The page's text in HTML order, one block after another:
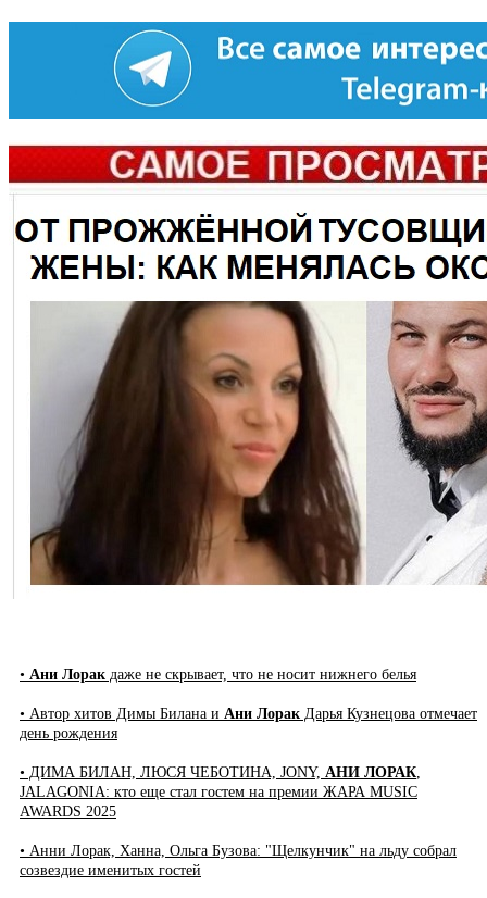
• Ани Лорак даже не скрывает, что не носит нижнего белья
• Автор хитов Димы Билана и Ани Лорак Дарья Кузнецова отмечает
день рождения
• ДИМА БИЛАН, ЛЮСЯ ЧЕБОТИНА, JONY, АНИ ЛОРАК
JALAGONIA: кто еще стал гостем на премии ЖАРА MUSIC
AWARDS 2025
• Анни Лорак, Ханна, Ольга Бузова: "Щелкунчик" на льду собрал
созвездие именитых гостей